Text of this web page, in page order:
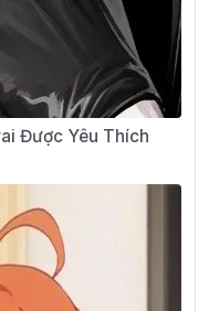
Được Yêu Thích